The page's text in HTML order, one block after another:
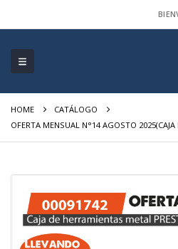
HOME
CATÁLOGO
OFERTA MENSUAL N°14 AGOSTO